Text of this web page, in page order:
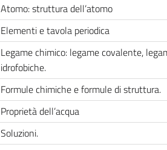
Atomo: struttura dell’atomo
Elementi e tavola periodica
Legame chimico: legame covalente,
idrofobiche.
Formule chimiche e formule di struttura.
Proprietà dell’acqua
Soluzioni.